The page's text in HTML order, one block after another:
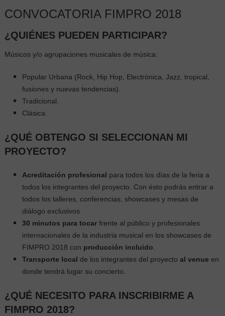
CONVOCATORIA FIMPRO 2018
¿QUIÉNES PUEDEN PARTICIPAR?
Músicos y/o agrupaciones musicales de música:
Popular Urbana (Rock, Hip Hop, Electrónica, Jazz, tropical,
fusiones y nuevas tendencias).
Tradicional.
Clásica.
¿QUÉ OBTENGO SI SELECCIONAN MI
PROYECTO?
Acreditación profesional para todos los días de la feria a
todos los integrantes del proyecto. Con ésto podrás entrar a
todos los talleres, conferencias, showcases y mesas de
diálogo exclusivos
30 minutos para tocarfrente al público y profesionales
internacionales de la industria musical en los showcases de
FIMPRO 2018 con producción incluido
Transporte local de los integrantes del proyecto al venue en
donde tendrá lugar su concierto.
¿QUÉ NECESITO PARA INSCRIBIRME A
FIMPRO 2018?